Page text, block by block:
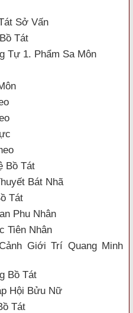
Sở Vấn
Tát
Tự 1. Phẩm Sa Môn
Bồ Tát
Bát Nhã
Tát
Phu Nhân
Tiên Nhân
Giới Trí Quang Minh
Bồ Tát
Hội Bửu Nữ
Tát